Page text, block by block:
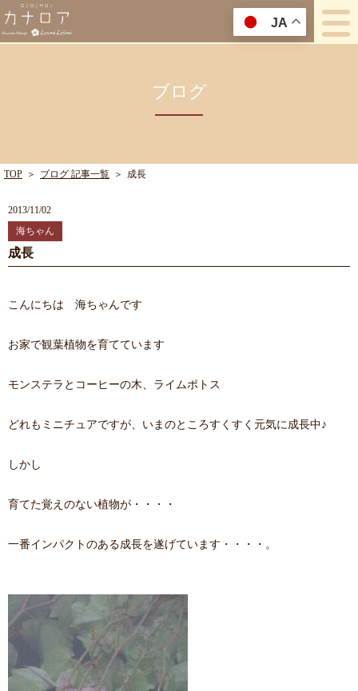
ブログ
TOP ＞ ブログ 記事一覧 ＞ 成長
2013/11/02
海ちゃん
成長
こんにちは 海ちゃんです
お家で観葉植物を育てています
モンステラとコーヒーの木、ライムポトス
どれもミニチュアですが、いまのところすくすく元気に成長中♪
しかし
育てた覚えのない植物が・・・・
一番インパクトのある成長を遂げています・・・・。
JA